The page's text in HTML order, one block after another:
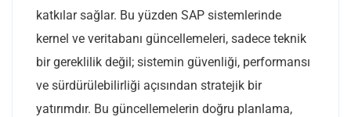
katkılar sağlar. Bu yüzden SAP sistemlerinde
kernel ve veritabanı güncellemeleri, sadece teknik
bir gereklilik değil; sistemin güvenliği, performansı
ve sürdürülebilirliği açısından stratejik bir
yatırımdır. Bu güncellemelerin doğru planlama,